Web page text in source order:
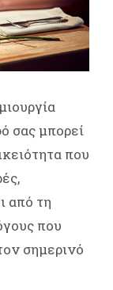
σας μπορεί
που
από τη
που
σημερινό